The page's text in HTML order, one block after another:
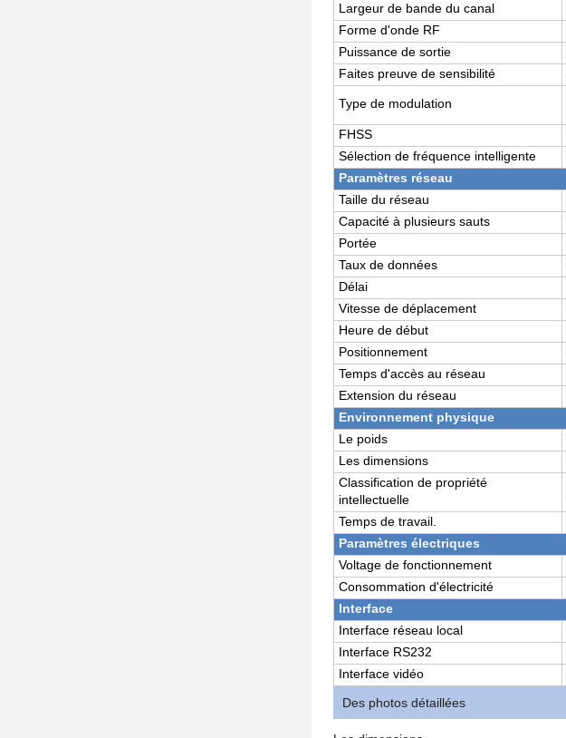
Largeur de bande du canal
Forme d'onde RF
Puissance de sortie
Faites preuve de sensibilité
Type de modulation
FHSS
Sélection de fréquence intelligente
Paramètres réseau
Taille du réseau
Capacité à plusieurs sauts
Portée
Taux de données
Délai
Vitesse de déplacement
Heure de début
Positionnement
Temps d'accès au réseau
Extension du réseau
Environnement physique
Le poids
Les dimensions
Classification de propriété
intellectuelle
Temps de travail.
Paramètres électriques
Voltage de fonctionnement
Consommation d'électricité
Interface
Interface réseau local
Interface RS232
Interface vidéo
Des photos détaillées